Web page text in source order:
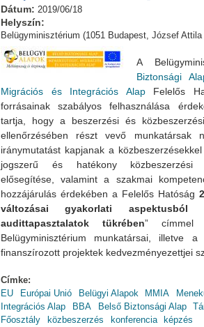
Dátum: 2019/06/18
Helyszín:
Belügyminisztérium (1051 Budapest, József
A
Biztonsági
Migrációs és Integrációs AlapFelelős
forrásainak szabályos felhasználása
tartja, hogy a beszerzési és
ellenőrzésében részt vevő munkatársak
iránymutatást kapjanak a
jogszerű és hatékony közbeszerzési
elősegítése, valamint a szakmai
hozzájárulás érdekében a Felelős Hatóság
változásai gyakorlati
audittapasztalatok tükrében” címmel
Belügyminisztérium munkatársai, illetve
finanszírozott projektek kedvezményezettjei
Címke:
EU
Európai Unió Belügyi Alapok MMIA
Integrációs Alap
BBA Belső Biztonsági Alap
Főosztály
közbeszerzés konferencia képzés